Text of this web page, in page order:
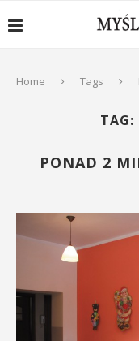
Home Tags
TAG:
PONAD 2